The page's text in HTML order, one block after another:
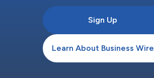
Sign Up
Learn About Business Wire